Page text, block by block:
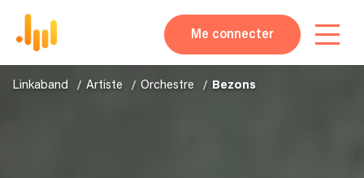
Me connecter
Linkaband Artiste Orchestre Bezons